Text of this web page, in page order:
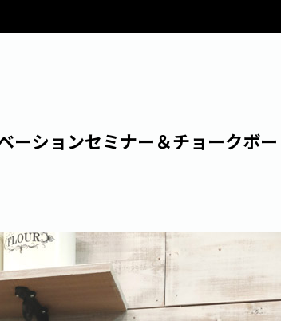
ーションセミナー＆チョークボ